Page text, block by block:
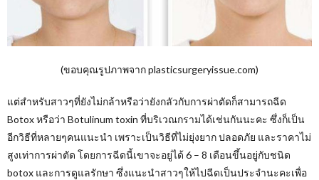
(ขอบคุณรูปภาพจาก plasticsurgeryissue.com)
แต่สำหรับสาวๆที่ยังไม่กล้าหรือว่ายังกลัวกับการผ่าตัดก็สามารถฉีด
Botox หรือว่า Botulinum toxin ที่บริเวณกรามได้เช่นกันนะคะ ซึ่งก็เป็น
อีกวิธีที่หลายๆคนแนะนำ เพราะเป็นวิธีที่ไม่ยุ่งยาก ปลอดภัย และราคาไม่
สูงเท่าการผ่าตัด โดยการฉีดนี้เขาจะอยู่ได้ 6 – 8 เดือนขึ้นอยู่กับชนิด
botox และการดูแลรักษา ซึ่งแนะนำสาวๆให้ไปฉีดเป็นประจำนะคะเพื่อ